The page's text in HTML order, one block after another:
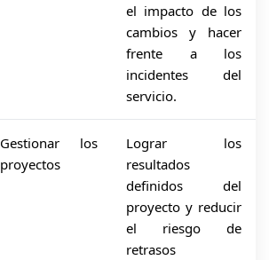
el impacto de los
cambios y hacer
frente a los
incidentes del
servicio.
Gestionar los
proyectos
Lograr los
resultados
definidos del
proyecto y reducir
el riesgo de
retrasos